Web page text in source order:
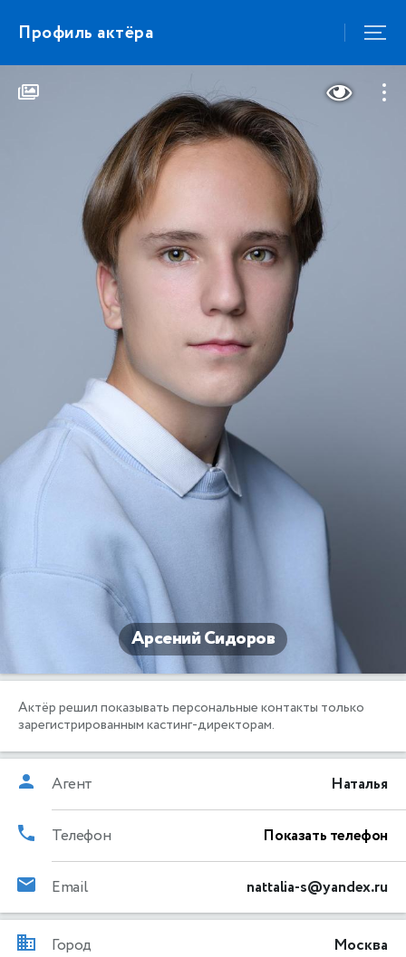
Профиль актёра
Арсений Сидоров
Актёр решил показывать персональные контакты только
зарегистрированным кастинг-директорам.
Агент Наталья
Телефон Показать телефон
Email nattalia-s@yandex.ru
Город Москва